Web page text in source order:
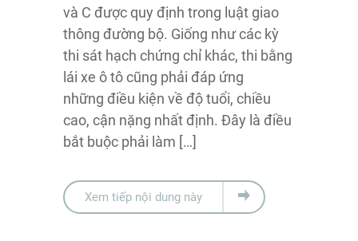
và C được quy định trong luật giao
thông đường bộ. Giống như các kỳ
thi sát hạch chứng chỉ khác, thi bằng
lái xe ô tô cũng phải đáp ứng
những điều kiện về độ tuổi, chiều
cao, cận nặng nhất định. Đây là điều
bắt buộc phải làm […]
Xem tiếp nội dung này